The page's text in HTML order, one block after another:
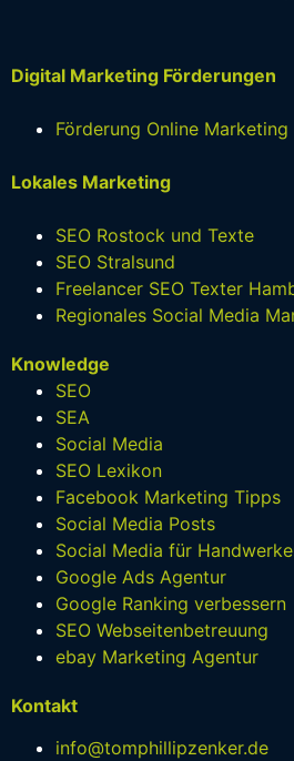
Digital Marketing Förderungen
Förderung Online Marketing
Lokales Marketing
SEO Rostock und Texte
SEO Stralsund
Freelancer SEO Texter
Regionales Social Media
Knowledge
SEO
SEA
Social Media
SEO Lexikon
Facebook Marketing Tipps
Social Media Posts
Social Media für
Google Ads Agentur
Google Ranking verbessern
SEO Webseitenbetreuung
ebay Marketing Agentur
Kontakt
info@tomphillipzenker.de